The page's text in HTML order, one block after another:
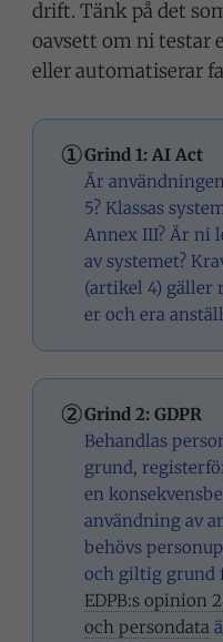
drift. Tänk på det
oavsett om ni testar
eller automatiserar
①Grind 1: AI Act
Är
5? Klassas
Annex III? Är ni
av systemet?
(artikel 4) gäller
er och era
②Grind 2: GDPR
Behandlas
grund,
en
användning av
behövs
och giltig grund
EDPB:s opinion
och persondata